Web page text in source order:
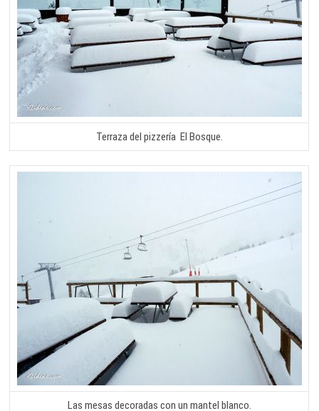
Terraza del pizzería El Bosque.
Las mesas decoradas con un mantel blanco.